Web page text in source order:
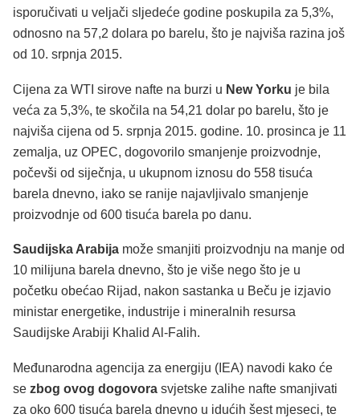
isporučivati u veljači sljedeće godine poskupila za 5,3%,
odnosno na 57,2 dolara po barelu, što je najviša razina još
od 10. srpnja 2015.
Cijena za WTI sirove nafte na burzi u New Yorku je bila
veća za 5,3%, te skočila na 54,21 dolar po barelu, što je
najviša cijena od 5. srpnja 2015. godine. 10. prosinca je 11
zemalja, uz OPEC, dogovorilo smanjenje proizvodnje,
počevši od siječnja, u ukupnom iznosu do 558 tisuća
barela dnevno, iako se ranije najavljivalo smanjenje
proizvodnje od 600 tisuća barela po danu.
Saudijska Arabija može smanjiti proizvodnju na manje od
10 milijuna barela dnevno, što je više nego što je u
početku obećao Rijad, nakon sastanka u Beču je izjavio
ministar energetike, industrije i mineralnih resursa
Saudijske Arabiji Khalid Al-Falih.
Međunarodna agencija za energiju (IEA) navodi kako će
se zbog ovog dogovora svjetske zalihe nafte smanjivati
za oko 600 tisuća barela dnevno u idućih šest mjeseci, te